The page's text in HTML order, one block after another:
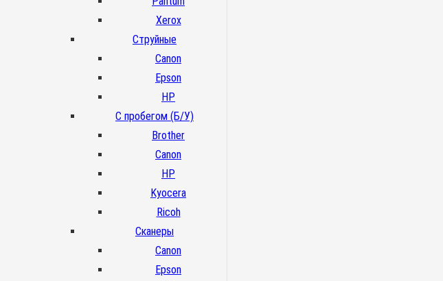
Xerox
Струйные
Canon
Epson
HP
С пробегом (Б/У)
Brother
Canon
HP
Kyocera
Ricoh
Сканеры
Canon
Epson